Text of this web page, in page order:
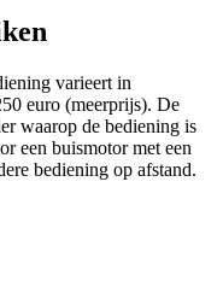
varieert in
euro (meerprijs). De
waarop de bediening is
een buismotor met een
bediening op afstand.